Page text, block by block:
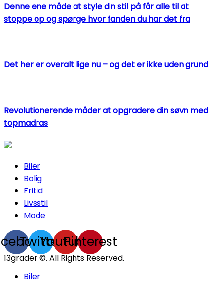
Denne ene måde at style din stil på får alle til at
stoppe op og spørge hvor fanden du har det fra
Det her er overalt lige nu – og det er ikke uden grund
Revolutionerende måder at opgradere din søvn med
topmadras
Biler
Bolig
Fritid
Livsstil
Mode
TwitterYoutube
Pinterest
13grader ©. All Rights Reserved.
Biler